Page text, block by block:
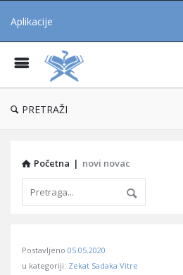
Aplikacije
PRETRAŽI
Početna | novi novac
Učene
Postavljeno 05.05.2020
u kategoriji: Zekat Sadaka Vitre